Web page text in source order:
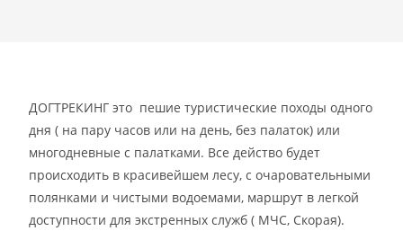
ДОГТРЕКИНГ это пешие туристические походы одного
дня ( на пару часов или на день, без палаток) или
многодневные с палатками. Все действо будет
происходить в красивейшем лесу, с очаровательными
полянками и чистыми водоемами, маршрут в легкой
доступности для экстренных служб ( МЧС, Скорая).